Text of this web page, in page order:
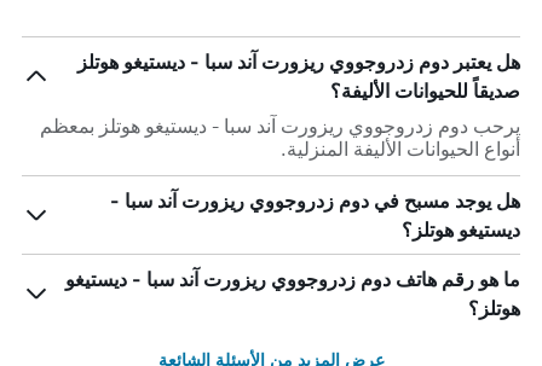
هل يعتبر دوم زدروجووي ريزورت آند سبا - ديستيغو هوتلز
صديقاً للحيوانات الأليفة؟
يرحب دوم زدروجووي ريزورت آند سبا - ديستيغو هوتلز بمعظم
أنواع الحيوانات الأليفة المنزلية.
هل يوجد مسبح في دوم زدروجووي ريزورت آند سبا -
ديستيغو هوتلز؟
ما هو رقم هاتف دوم زدروجووي ريزورت آند سبا - ديستيغو
هوتلز؟
عرض المزيد من الأسئلة الشائعة